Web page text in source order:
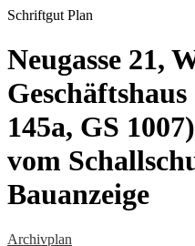
Schriftgut Plan
Neugasse 21,
145a, GS
vom
Bauanzeige
Archivplan